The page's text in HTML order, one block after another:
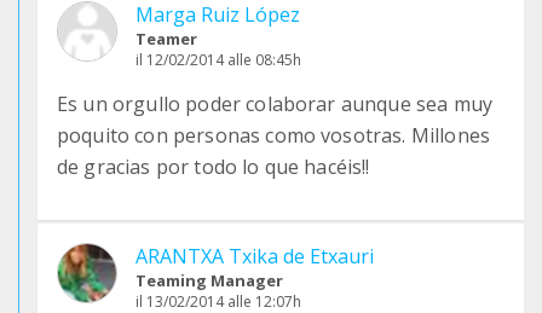
Marga Ruiz López
Teamer
il 12/02/2014 alle 08:45h
Es un orgullo poder colaborar aunque sea muy
poquito con personas como vosotras. Millones
de gracias por todo lo que hacéis!!
ARANTXA Txika de Etxauri
Teaming Manager
il 13/02/2014 alle 12:07h